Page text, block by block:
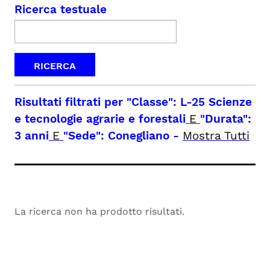
Ricerca testuale
Risultati filtrati per "Classe": L-25 Scienze
e tecnologie agrarie e forestali E "Durata":
3 anni E "Sede": Conegliano - Mostra Tutti
La ricerca non ha prodotto risultati.